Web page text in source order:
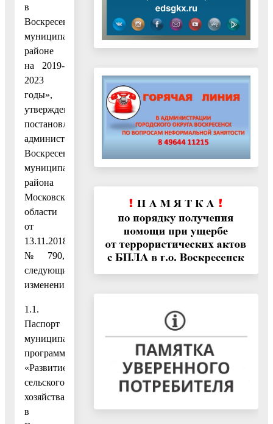
в
Воскресенском
муниципальном
районе
на 2019-
2023
годы»,
утвержденную
постановлением
администрации
Воскресенского
муниципального
района
Московской
области
от
13.11.2018
№ 790,
следующие
изменения:
1.1.
Паспорт
муниципальной
программы
«Развитие
сельского
хозяйства
в